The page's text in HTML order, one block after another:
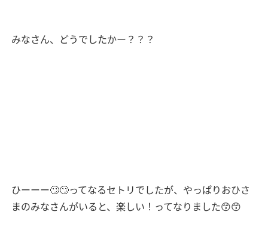
みなさん、どうでしたかー？？？
ひーーー🙄🙄ってなるセトリでしたが、やっぱりおひさ
まのみなさんがいると、楽しい！ってなりました😙😙